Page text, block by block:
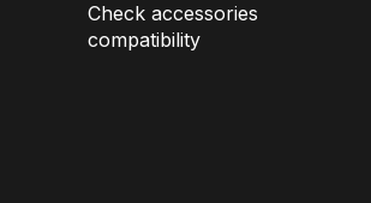
Check accessories
compatibility